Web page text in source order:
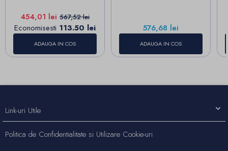
Pret
454,01 lei Pret de baza
567,52 lei
Economisesti 113.50 lei
ADAUGA IN COS
Pret
576,68 lei
ADAUGA IN COS
Link-uri Utile
Politica de Confidentialitate si Utilizare Cookie-uri